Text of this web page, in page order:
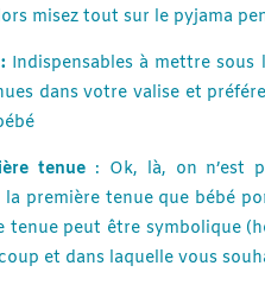
misez tout sur le pyjama
Indispensables à mettre sous
dans votre valise et
tenue: Ok, là, on n’est
la première tenue que bébé
tenue peut être symbolique
et dans laquelle vous